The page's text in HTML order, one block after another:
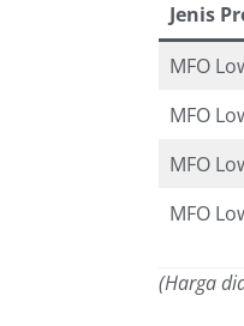
Jenis
MFO
MFO
MFO
MFO
(Harga